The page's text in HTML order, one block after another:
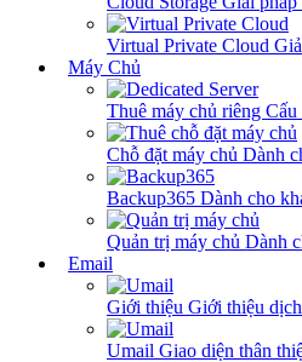
Virtual Private Cloud
Máy Chủ
Thuê máy chủ riêng Cấu
Chỗ đặt máy chủ Dành
Backup365 Dành cho
Quản trị máy chủ Dành
Email
Giới thiệu Giới thiệu
Umail Giao diện thân